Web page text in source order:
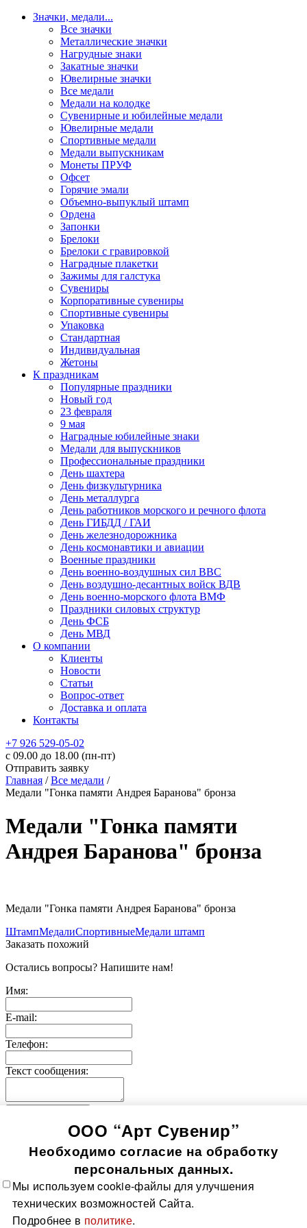
Значки, медали...
Все значки
Металлические значки
Нагрудные знаки
Закатные значки
Ювелирные значки
Все медали
Медали на колодке
Сувенирные и юбилейные медали
Ювелирные медали
Спортивные медали
Медали выпускникам
Монеты ПРУФ
Офсет
Горячие эмали
Объемно-выпуклый штамп
Ордена
Запонки
Брелоки
Брелоки с гравировкой
Наградные плакетки
Зажимы для галстука
Сувениры
Корпоративные сувениры
Спортивные сувениры
Упаковка
Стандартная
Индивидуальная
Жетоны
К праздникам
Популярные праздники
Новый год
23 февраля
9 мая
Наградные юбилейные знаки
Медали для выпускников
Профессиональные праздники
День шахтера
День физкультурника
День металлурга
День работников морского и речного флота
День ГИБДД / ГАИ
День железнодорожника
День космонавтики и авиации
Военные праздники
День военно-воздушных сил ВВС
День воздушно-десантных войск ВДВ
День военно-морского флота ВМФ
Праздники силовых структур
День ФСБ
День МВД
О компании
Клиенты
Новости
Статьи
Вопрос-ответ
Доставка и оплата
Контакты
+7 926 529-05-02
c 09.00 до 18.00 (пн-пт)
Отправить заявку
Главная /Все медали /
Медали "Гонка памяти Андрея Баранова" бронза
Медали "Гонка памяти
Андрея Баранова" бронза
Медали "Гонка памяти Андрея Баранова" бронза
ШтампМедалиСпортивныеМедали штамп
Заказать похожий
Остались вопросы? Напишите нам!
Имя:
E-mail:
Телефон:
Текст сообщения:
Значки-медали
Использование информации, содержащейся на сайте, в том
числе фото продукции, без согласия правообладателя, влечет
возникновение ответственности согласно ст. 1250-1252 ГК
РФ, ст. 7.12 КоАП РФ и ст. 146, 147 УК РФ
Все значки Все медали О компании Контакты
изготовления Политика в отношении обработки
персональных данных Доставка и оплата
ООО “Арт Сувенир”
Необходимо согласие на обработку
персональных данных.
Мы используем cookie-файлы для улучшения
технических возможностей Сайта.
Подробнее в политике.